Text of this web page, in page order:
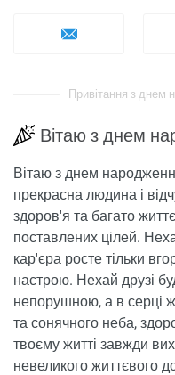
Привітання з днем
Вітаю з днем
Вітаю з днем
прекрасна людина і
здоров'я та багато
поставлених цілей.
кар'єра росте тільки
настрою. Нехай друзі
непорушною, а в серці
та сонячного неба,
твоєму житті завжди
невеликого життєвого